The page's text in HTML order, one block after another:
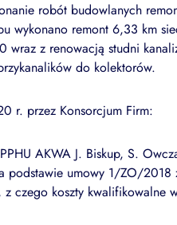
robót budowlanych
wykonano remont 6,33 km
z renowacją studni
do kolektorów.
r. przez Konsorcjum Firm:
AKWA J. Biskup, S.
podstawie umowy 1/ZO/
czego koszty kwalifikowalne